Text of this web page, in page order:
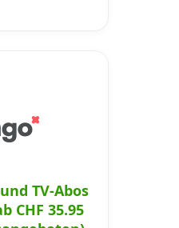
TV-Abos
CHF 35.95